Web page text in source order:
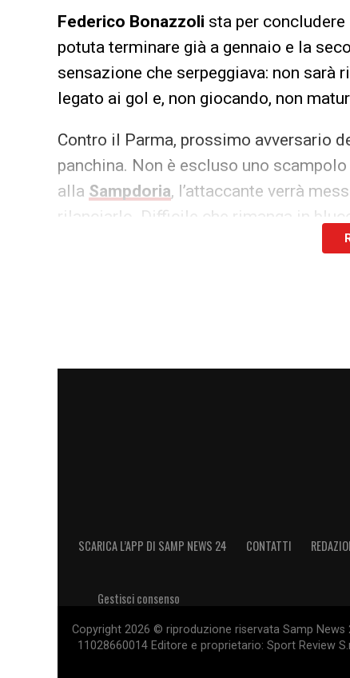
Federico Bonazzoli sta per concludere
potuta terminare già a gennaio e la
sensazione che serpeggiava: non sarà
legato ai gol e, non giocando, non
Contro il Parma, prossimo avversario
panchina. Non è escluso uno
alla Sampdoria, l’attaccante verrà
rilanciarlo. Difficile che rimanga in
e, forse, il
SCARICA L’APP DI SAMP NEWS 24 CONTATTI
Gestisci consenso
Copyright 2026 © riproduzione riservata Samp
11028660014 Editore e proprietario: Sport Review